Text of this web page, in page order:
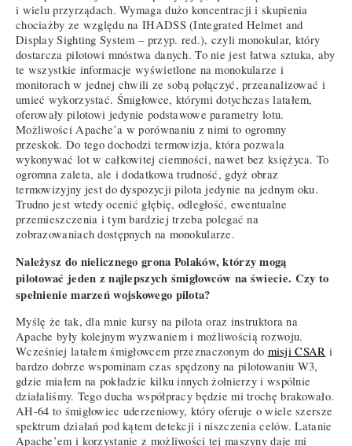
i wielu przyrządach. Wymaga dużo koncentracji i skupienia
chociażby ze względu na IHADSS (Integrated Helmet and
Display Sighting System – przyp. red.), czyli monokular, który
dostarcza pilotowi mnóstwa danych. To nie jest łatwa sztuka, aby
te wszystkie informacje wyświetlone na monokularze i
monitorach w jednej chwili ze sobą połączyć, przeanalizować i
umieć wykorzystać. Śmigłowce, którymi dotychczas latałem,
oferowały pilotowi jedynie podstawowe parametry lotu.
Możliwości Apache’a w porównaniu z nimi to ogromny
przeskok. Do tego dochodzi termowizja, która pozwala
wykonywać lot w całkowitej ciemności, nawet bez księżyca. To
ogromna zaleta, ale i dodatkowa trudność, gdyż obraz
termowizyjny jest do dyspozycji pilota jedynie na jednym oku.
Trudno jest wtedy ocenić głębię, odległość, ewentualne
przemieszczenia i tym bardziej trzeba polegać na
zobrazowaniach dostępnych na monokularze.
Należysz do nielicznego grona Polaków, którzy mogą
pilotować jeden z najlepszych śmigłowców na świecie. Czy to
spełnienie marzeń wojskowego pilota?
Myślę że tak, dla mnie kursy na pilota oraz instruktora na
Apache były kolejnym wyzwaniem i możliwością rozwoju.
Wcześniej latałem śmigłowcem przeznaczonym do misji CSAR i
bardzo dobrze wspominam czas spędzony na pilotowaniu W3,
gdzie miałem na pokładzie kilku innych żołnierzy i wspólnie
działaliśmy. Tego ducha współpracy będzie mi trochę brakowało.
AH-64 to śmigłowiec uderzeniowy, który oferuje o wiele szersze
spektrum działań pod kątem detekcji i niszczenia celów. Latanie
Apache’em i korzystanie z możliwości tej maszyny daje mi